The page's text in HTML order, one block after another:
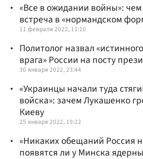
«Все в ожидании войны»:
встреча в «нормандском
11 февраля 2022, 11:10
Политолог назвал
врага» России на посту
30 января 2022, 23:44
«Украинцы начали туда
войска»: зачем Лукашенко
Киеву
25 января 2022, 19:22
«Никаких обещаний Россия
появятся ли у Минска